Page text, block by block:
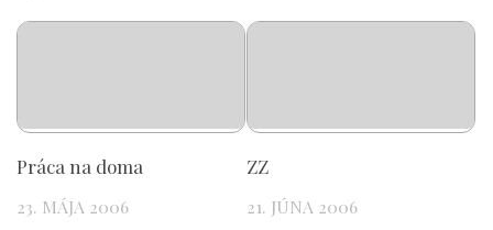
Práca na doma
23. MÁJA 2006
ZZ
21. JÚNA 2006